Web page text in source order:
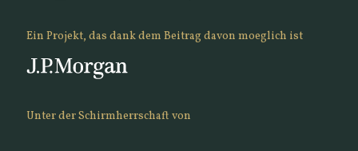
Ein Projekt, das dank dem Beitrag davon moeglich ist
Unter der Schirmherrschaft von